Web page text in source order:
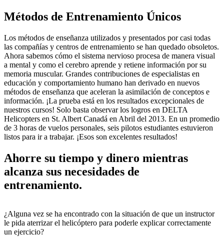
Métodos de Entrenamiento Únicos
Los métodos de enseñanza utilizados y presentados por casi todas
las compañías y centros de entrenamiento se han quedado obsoletos.
Ahora sabemos cómo el sistema nervioso procesa de manera visual
a mental y como el cerebro aprende y retiene información por su
memoria muscular. Grandes contribuciones de especialistas en
educación y comportamiento humano han derivado en nuevos
métodos de enseñanza que aceleran la asimilación de conceptos e
información. ¡La prueba está en los resultados excepcionales de
nuestros cursos! Solo basta observar los logros en DELTA
Helicopters en St. Albert Canadá en Abril del 2013. En un promedio
de 3 horas de vuelos personales, seis pilotos estudiantes estuvieron
listos para ir a trabajar. ¡Esos son excelentes resultados!
Ahorre su tiempo y dinero mientras
alcanza sus necesidades de
entrenamiento.
¿Alguna vez se ha encontrado con la situación de que un instructor
le pida aterrizar el helicóptero para poderle explicar correctamente
un ejercicio?